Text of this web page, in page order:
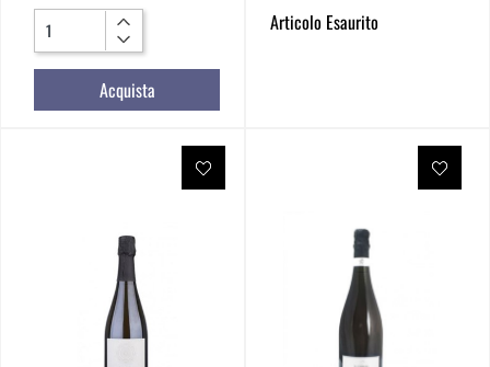
Quantità
Acquista
Articolo Esaurito